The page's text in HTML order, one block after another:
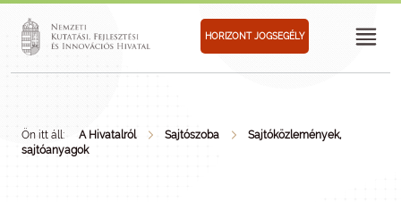
HORIZONT JOGSEGÉLY
Ön itt áll: A Hivatalról Sajtószoba
Sajtóközlemények,
sajtóanyagok